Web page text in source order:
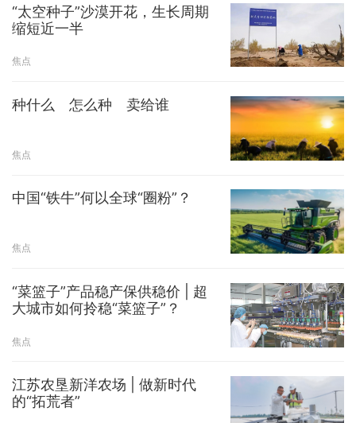
“太空种子”沙漠开花，生长周期
缩短近一半
焦点
种什么 怎么种 卖给谁
焦点
中国“铁牛”何以全球“圈粉”？
焦点
“菜篮子”产品稳产保供稳价 | 超
大城市如何拎稳“菜篮子”？
焦点
江苏农垦新洋农场 | 做新时代
的“拓荒者”